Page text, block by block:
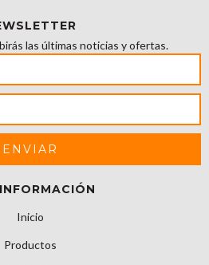
las últimas noticias y ofertas.
Inicio
Productos